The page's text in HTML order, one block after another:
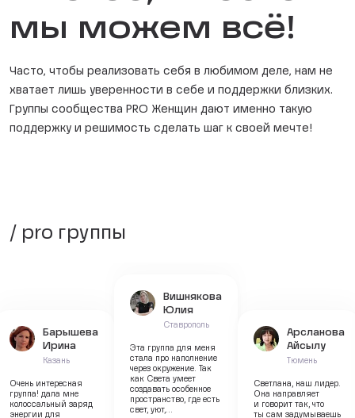
мы можем всё!
Часто, чтобы реализовать себя в любимом деле, нам не
хватает лишь уверенности в себе и поддержки близких.
Группы сообщества PRO Женщин дают именно такую
поддержку и решимость сделать шаг к своей мечте!
/ pro группы
Барышева
Ирина
Казань
Очень интересная
группа! дала мне
колоссальный заряд
энергии для
Вишнякова
Юлия
Ставрополь
Эта группа для меня
стала про наполнение
через окружение. Так
как Света умеет
создавать особенное
пространство, где есть
свет, уют,
Арсланова
Айсылу
Тюмень
Светлана, наш лидер.
Она направляет
и говорит так, что
ты сам задумываешь